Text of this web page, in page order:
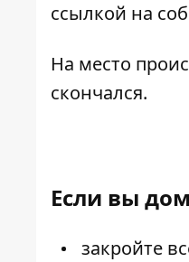
ссылкой на
На место
скончался.
Если вы
закройте